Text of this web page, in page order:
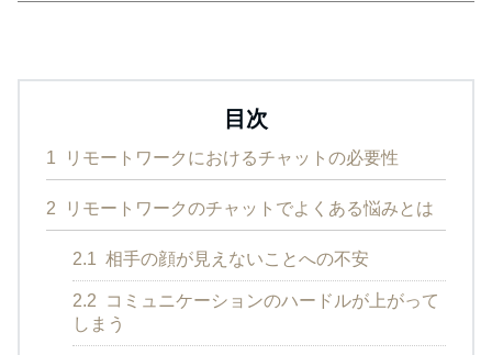
目次
1 リモートワークにおけるチャットの必要性
2 リモートワークのチャットでよくある悩みとは
2.1 相手の顔が見えないことへの不安
2.2
コミュニケーションのハードルが上がって
しまう